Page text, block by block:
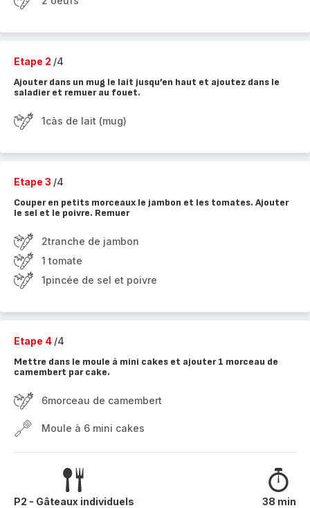
Etape 2 /4
Ajouter dans un mug le lait jusqu’en haut et ajoutez dans le
saladier et remuer au fouet.
1càs de lait (mug)
Etape 3 /4
Couper en petits morceaux le jambon et les tomates. Ajouter
le sel et le poivre. Remuer
2tranche de jambon
1 tomate
1pincée de sel et poivre
Etape 4 /4
Mettre dans le moule à mini cakes et ajouter 1 morceau de
camembert par cake.
6morceau de camembert
Moule à 6 mini cakes
P2 - Gâteaux individuels 38 min